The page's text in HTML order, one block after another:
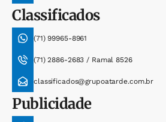
Classificados
(71) 99965-8961
(71) 2886-2683 / Ramal 8526
classificados@grupoatarde.com.br
Publicidade